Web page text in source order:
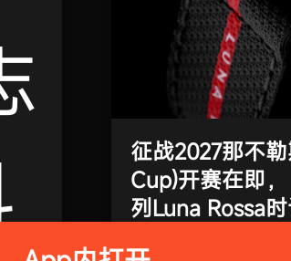
征战2027那不
Cup)开赛在即
列Luna Rossa
2026-07-15